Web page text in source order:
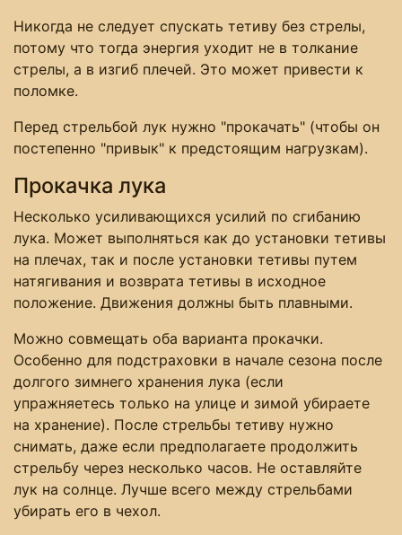
Никогда не следует спускать тетиву без стрелы,
потому что тогда энергия уходит не в толкание
стрелы, а в изгиб плечей. Это может привести к
поломке.
Перед стрельбой лук нужно "прокачать" (чтобы он
постепенно "привык" к предстоящим нагрузкам).
Прокачка лука
Несколько усиливающихся усилий по сгибанию
лука. Может выполняться как до установки тетивы
на плечах, так и после установки тетивы путем
натягивания и возврата тетивы в исходное
положение. Движения должны быть плавными.
Можно совмещать оба варианта прокачки.
Особенно для подстраховки в начале сезона после
долгого зимнего хранения лука (если
упражняетесь только на улице и зимой убираете
на хранение). После стрельбы тетиву нужно
снимать, даже если предполагаете продолжить
стрельбу через несколько часов. Не оставляйте
лук на солнце. Лучше всего между стрельбами
убирать его в чехол.